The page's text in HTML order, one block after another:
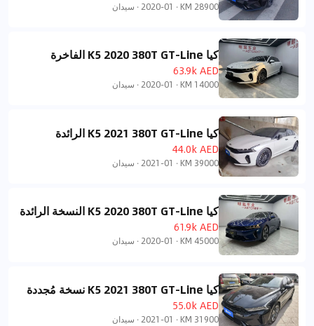
28900 KM
·
2020-01
· سيدان
كيا K5 2020 380T GT-Line الفاخرة
63.9k AED
14000 KM
·
2020-01
· سيدان
كيا K5 2021 380T GT-Line الرائدة
44.0k AED
39000 KM
·
2021-01
· سيدان
كيا K5 2020 380T GT-Line النسخة الرائدة
61.9k AED
45000 KM
·
2020-01
· سيدان
كيا K5 2021 380T GT-Line نسخة مُجددة
55.0k AED
31900 KM
·
2021-01
· سيدان